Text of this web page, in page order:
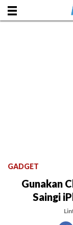
GADGET
Gunakan
Saingi